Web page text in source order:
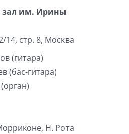
зал им. Ирины
14, стр. 8, Москва
(гитара)
(бас-гитара)
Н. Рота